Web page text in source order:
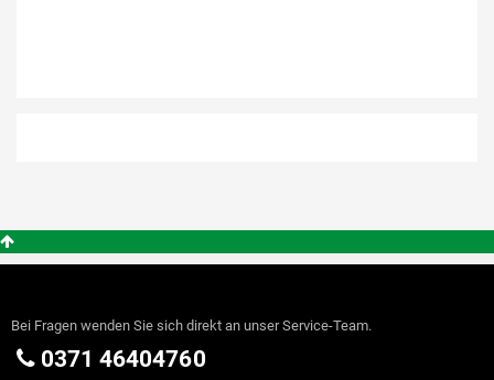
Bei Fragen wenden Sie sich direkt an unser Service-Team.
0371 46404760